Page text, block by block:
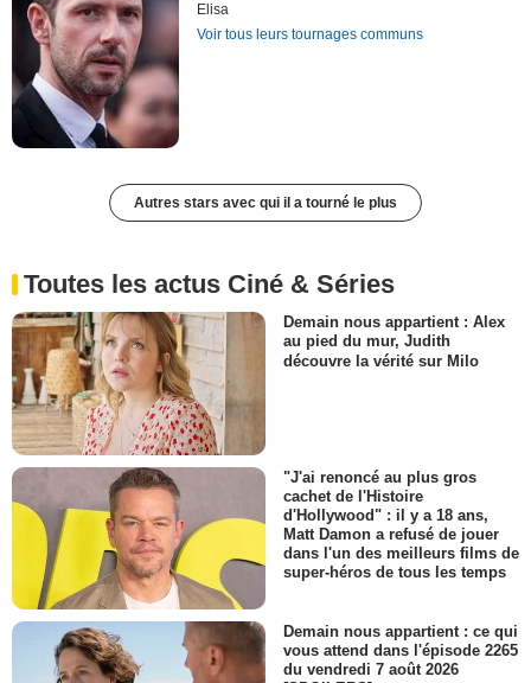
Elisa
Voir tous leurs tournages communs
Autres stars avec qui il a tourné le plus
Toutes les actus Ciné & Séries
Demain nous appartient : Alex
au pied du mur, Judith
découvre la vérité sur Milo
"J'ai renoncé au plus gros
cachet de l'Histoire
d'Hollywood" : il y a 18 ans,
Matt Damon a refusé de jouer
dans l'un des meilleurs films de
super-héros de tous les temps
Demain nous appartient : ce qui
vous attend dans l'épisode 2265
du vendredi 7 août 2026